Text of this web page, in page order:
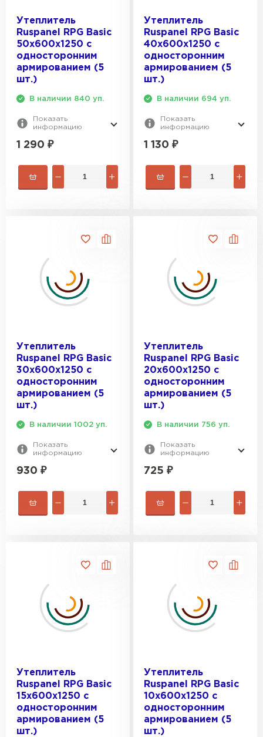
Утеплитель
Ruspanel RPG Basic
50х600х1250 с
односторонним
армированием (5
шт.)
В наличии 840 уп.
Показать
информацию
1 290 ₽
Утеплитель
Ruspanel RPG Basic
40х600х1250 с
односторонним
армированием (5
шт.)
В наличии 694 уп.
Показать
информацию
1 130 ₽
Утеплитель
Ruspanel RPG Basic
30х600х1250 с
односторонним
армированием (5
шт.)
В наличии 1002 уп.
Показать
информацию
930 ₽
Утеплитель
Ruspanel RPG Basic
20х600х1250 с
односторонним
армированием (5
шт.)
В наличии 756 уп.
Показать
информацию
725 ₽
Утеплитель
Ruspanel RPG Basic
15х600х1250 с
односторонним
армированием (5
шт.)
Утеплитель
Ruspanel RPG Basic
10х600х1250 с
односторонним
армированием (5
шт.)